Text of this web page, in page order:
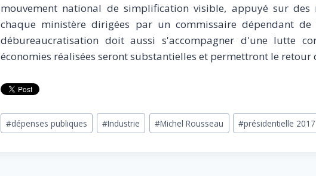
mouvement national de simplification visible, appuyé sur des
chaque ministère dirigées par un commissaire dépendant
débureaucratisation doit aussi s'accompagner d'une lutte
économies réalisées seront substantielles et permettront le retour
Étiquettes
de
#dépenses publiques #Industrie #Michel Rousseau #présidentielle 2017